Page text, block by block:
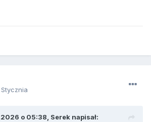
o 05:38, Serek napisał: